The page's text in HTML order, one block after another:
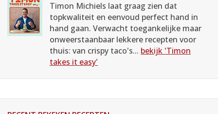
Timon Michiels laat graag zien dat
topkwaliteit en eenvoud perfect hand in
hand gaan. Verwacht toegankelijke maar
onweerstaanbaar lekkere recepten voor
thuis: van crispy taco's... bekijk 'Timon
takes it easy'